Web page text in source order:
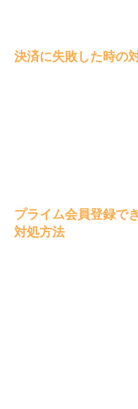
決済に失敗した時の
プライム会員登録で
対処方法